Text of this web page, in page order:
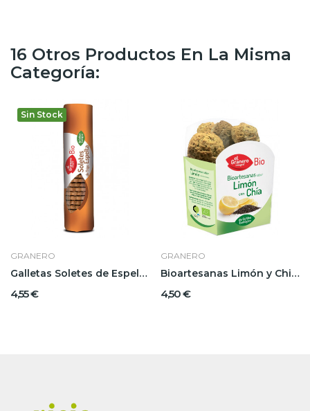
16 Otros Productos En La Misma
Categoría:
Sin Stock
GRANERO
Galletas Soletes de Espelta Granero
4,55 €
GRANERO
Bioartesanas Limón y Chia Granero
4,50 €